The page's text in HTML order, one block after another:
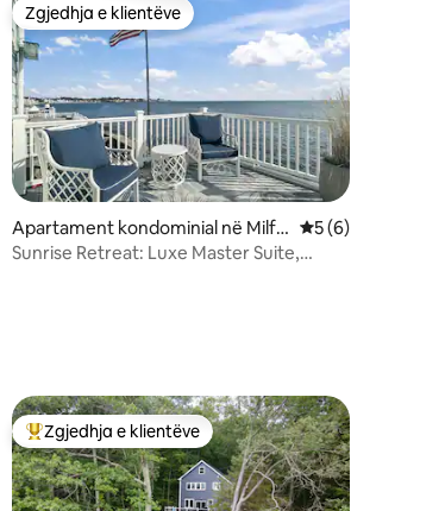
4,88 nga 5, 166 vlerësime
Zgjedhja e klientëve
Zgjedhja e klientëve
Apartament kondominial në Milfo
rd
Vlerësimi
5 (6)
Sunrise Retreat: Luxe Master Suite,
Më të mirat e zgjedhjeve të klientëve
Zgjedhja e klientëve